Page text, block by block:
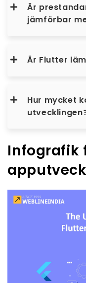
Är
jämförbar
Är Flutter
Hur mycket
Infografik